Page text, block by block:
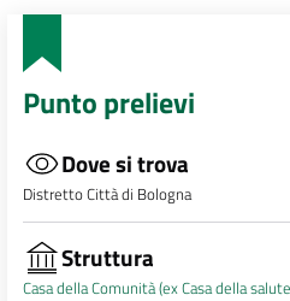
Punto prelievi
Dove si trova
Distretto Città di Bologna
Struttura
Casa della Comunità (ex Casa della